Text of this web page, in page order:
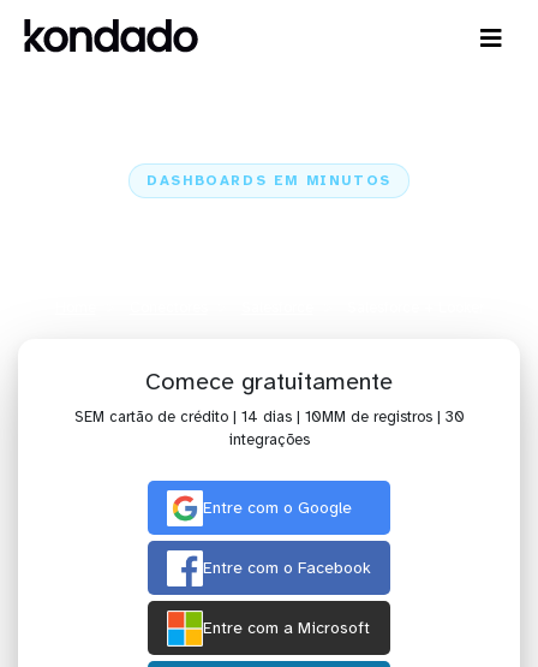
DASHBOARDS EM MINUTOS
Comece gratuitamente
SEM cartão de crédito | 14 dias | 10MM de registros | 30
integrações
Entre com o Google
Entre com o Facebook
Entre com a Microsoft